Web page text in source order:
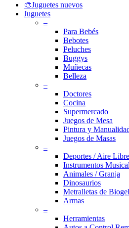
🎨Juguetes nuevos
Juguetes
–
Para Bebés
Bebotes
Peluches
Buggys
Muñecas
Belleza
–
Doctores
Cocina
Supermercado
Juegos de Mesa
Pintura y
Juegos de Masas
–
Deportes / Aire Libre
Instrumentos
Animales / Granja
Dinosaurios
Metralletas de Biogel
Armas
–
Herramientas